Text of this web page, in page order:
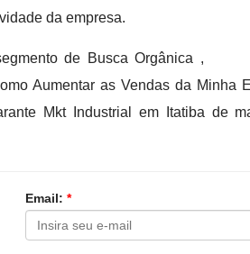
da empresa.
de Busca Orgânica ,
Aumentar as Vendas da Minha
Mkt Industrial em Itatiba de
Email: *